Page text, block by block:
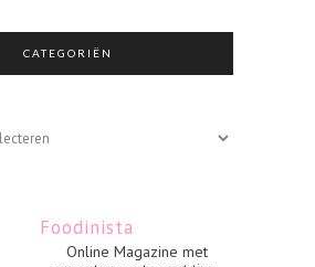
CATEGORIËN
Foodinista
Online Magazine met